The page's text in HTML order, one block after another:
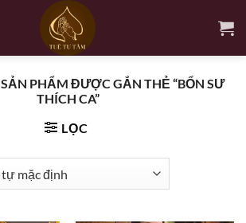
SẢN PHẨM ĐƯỢC GẮN THẺ “BỔN SƯ
THÍCH CA”
LỌC